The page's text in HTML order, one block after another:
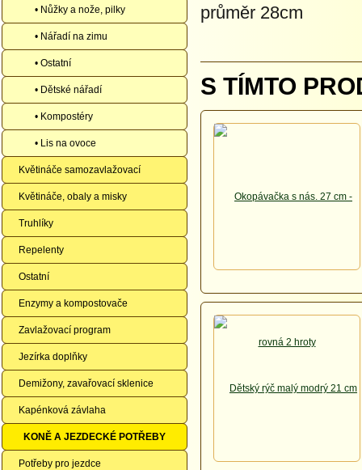
• Nůžky a nože, pilky
• Nářadí na zimu
• Ostatní
• Dětské nářadí
• Kompostéry
• Lis na ovoce
Květináče samozavlažovací
Květináče, obaly a misky
Truhlíky
Repelenty
Ostatní
Enzymy a kompostovače
Zavlažovací program
Jezírka doplňky
Demižony, zavařovací sklenice
Kapénková závlaha
KONĚ A JEZDECKÉ POTŘEBY
Potřeby pro jezdce
průměr 28cm
S TÍMTO